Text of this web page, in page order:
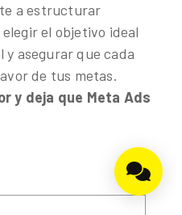
a estructurar
el objetivo ideal
asegurar que cada
de tus metas.
y deja que Meta Ads